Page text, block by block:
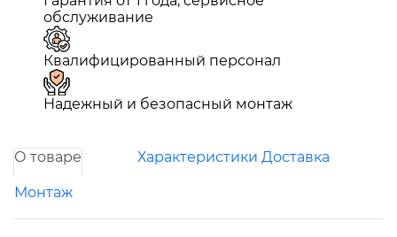
обслуживание
Квалифицированный персонал
Надежный и безопасный монтаж
О товаре Характеристики Доставка
Монтаж